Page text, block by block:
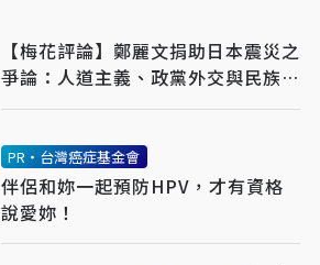
【梅花評論】鄭麗文捐助日本震災之
爭論：人道主義、政黨外交與民族主
義之平衡
PR・台灣癌症基金會
伴侶和妳一起預防HPV，才有資格
說愛妳！